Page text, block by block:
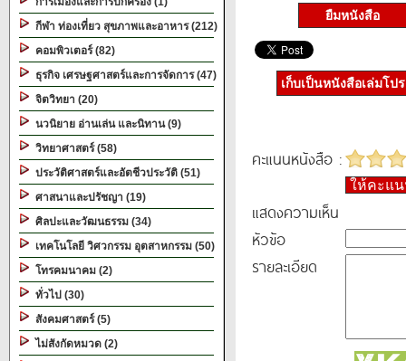
กีฬา ท่องเที่ยว สุขภาพและอาหาร (212)
คอมพิวเตอร์ (82)
ธุรกิจ เศรษฐศาสตร์และการจัดการ (47)
จิตวิทยา (20)
นวนิยาย อ่านเล่น และนิทาน (9)
วิทยาศาสตร์ (58)
ประวัติศาสตร์และอัตชีวประวัติ (51)
ศาสนาและปรัชญา (19)
ศิลปะและวัฒนธรรม (34)
เทคโนโลยี วิศวกรรม อุตสาหกรรม (50)
โทรคมนาคม (2)
ทั่วไป (30)
สังคมศาสตร์ (5)
ไม่สังกัดหมวด (2)
ยืมหนังสือ
เก็บเป็นหนังสือเล่มโป
คะแนนหนังสือ :
ให้คะแ
แสดงความเห็น
หัวข้อ
รายละเอียด